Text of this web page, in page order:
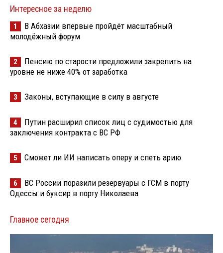
Интересное за неделю
1
В Абхазии впервые пройдёт масштабный
молодёжный форум
2
Пенсию по старости предложили закрепить на
уровне не ниже 40% от заработка
3 Законы, вступающие в силу в августе
4
Путин расширил список лиц с судимостью для
заключения контракта с ВС РФ
5 Сможет ли ИИ написать оперу и спеть арию
6
ВС России поразили резервуары с ГСМ в порту
Одессы и буксир в порту Николаева
Главное сегодня